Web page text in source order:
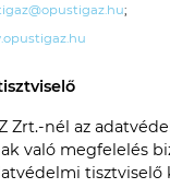
;
Zrt.-nél az
való megfelelés
tisztviselő